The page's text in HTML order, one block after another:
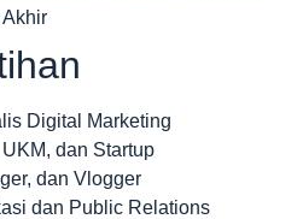
Akhir
Digital Marketing
dan Startup
dan Vlogger
dan Public Relations